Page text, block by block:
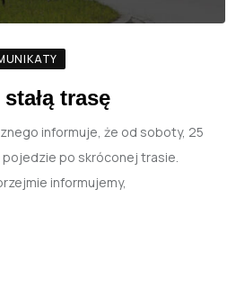
trasę
informuje, że od soboty, 25
po skróconej trasie.
informujemy,